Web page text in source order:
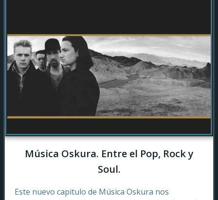
Música Oskura. Entre el Pop, Rock y
Soul.
Este nuevo capitulo de Música Oskura nos